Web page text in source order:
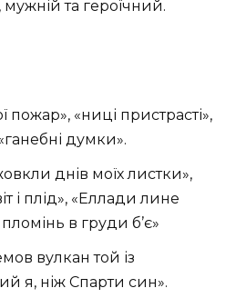
та героїчний.
пожар», «ниці пристрасті»,
думки».
днів моїх листки»,
і плід», «Еллади лине
в груди б’є»
вулкан той із
я, ніж Спарти син».